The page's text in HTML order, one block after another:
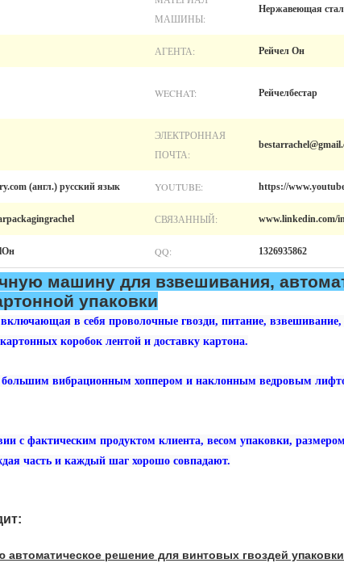
МАШИНЫ:
Нержавеющая
АГЕНТА: Рейчел Он
WECHAT: Рейчелбестар
ЭЛЕКТРОННАЯ
ПОЧТА:
(англ.) русский язык YOUTUBE: https://
СВЯЗАННЫЙ: www.linkedin.com/
QQ: 1326935862
машину для взвешивания,
упаковки
в себя проволочные гвозди, питание, взвешивание,
коробок лентой и доставку картона.
вибрационным хоппером и наклонным ведровым
с фактическим продуктом клиента, весом упаковки,
часть и каждый шаг хорошо совпадают.
решение для винтовых гвоздей